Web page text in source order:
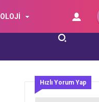
Hızlı Yorum Yap